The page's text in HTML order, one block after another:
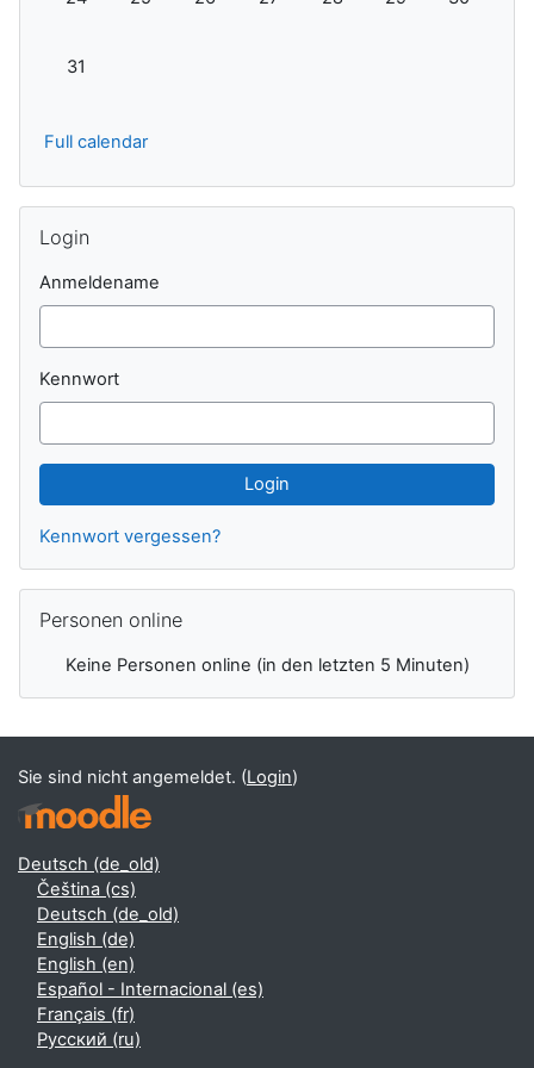
Keine Termine, Montag, 31. August
31
Full calendar
Login
Anmeldename
Kennwort
Kennwort vergessen?
Personen online
Keine Personen online (in den letzten 5 Minuten)
Sie sind nicht angemeldet. (Login)
Deutsch ‎(de_old)‎
Čeština ‎(cs)‎
Deutsch ‎(de_old)‎
English ‎(de)‎
English ‎(en)‎
Español - Internacional ‎(es)‎
Français ‎(fr)‎
Русский ‎(ru)‎